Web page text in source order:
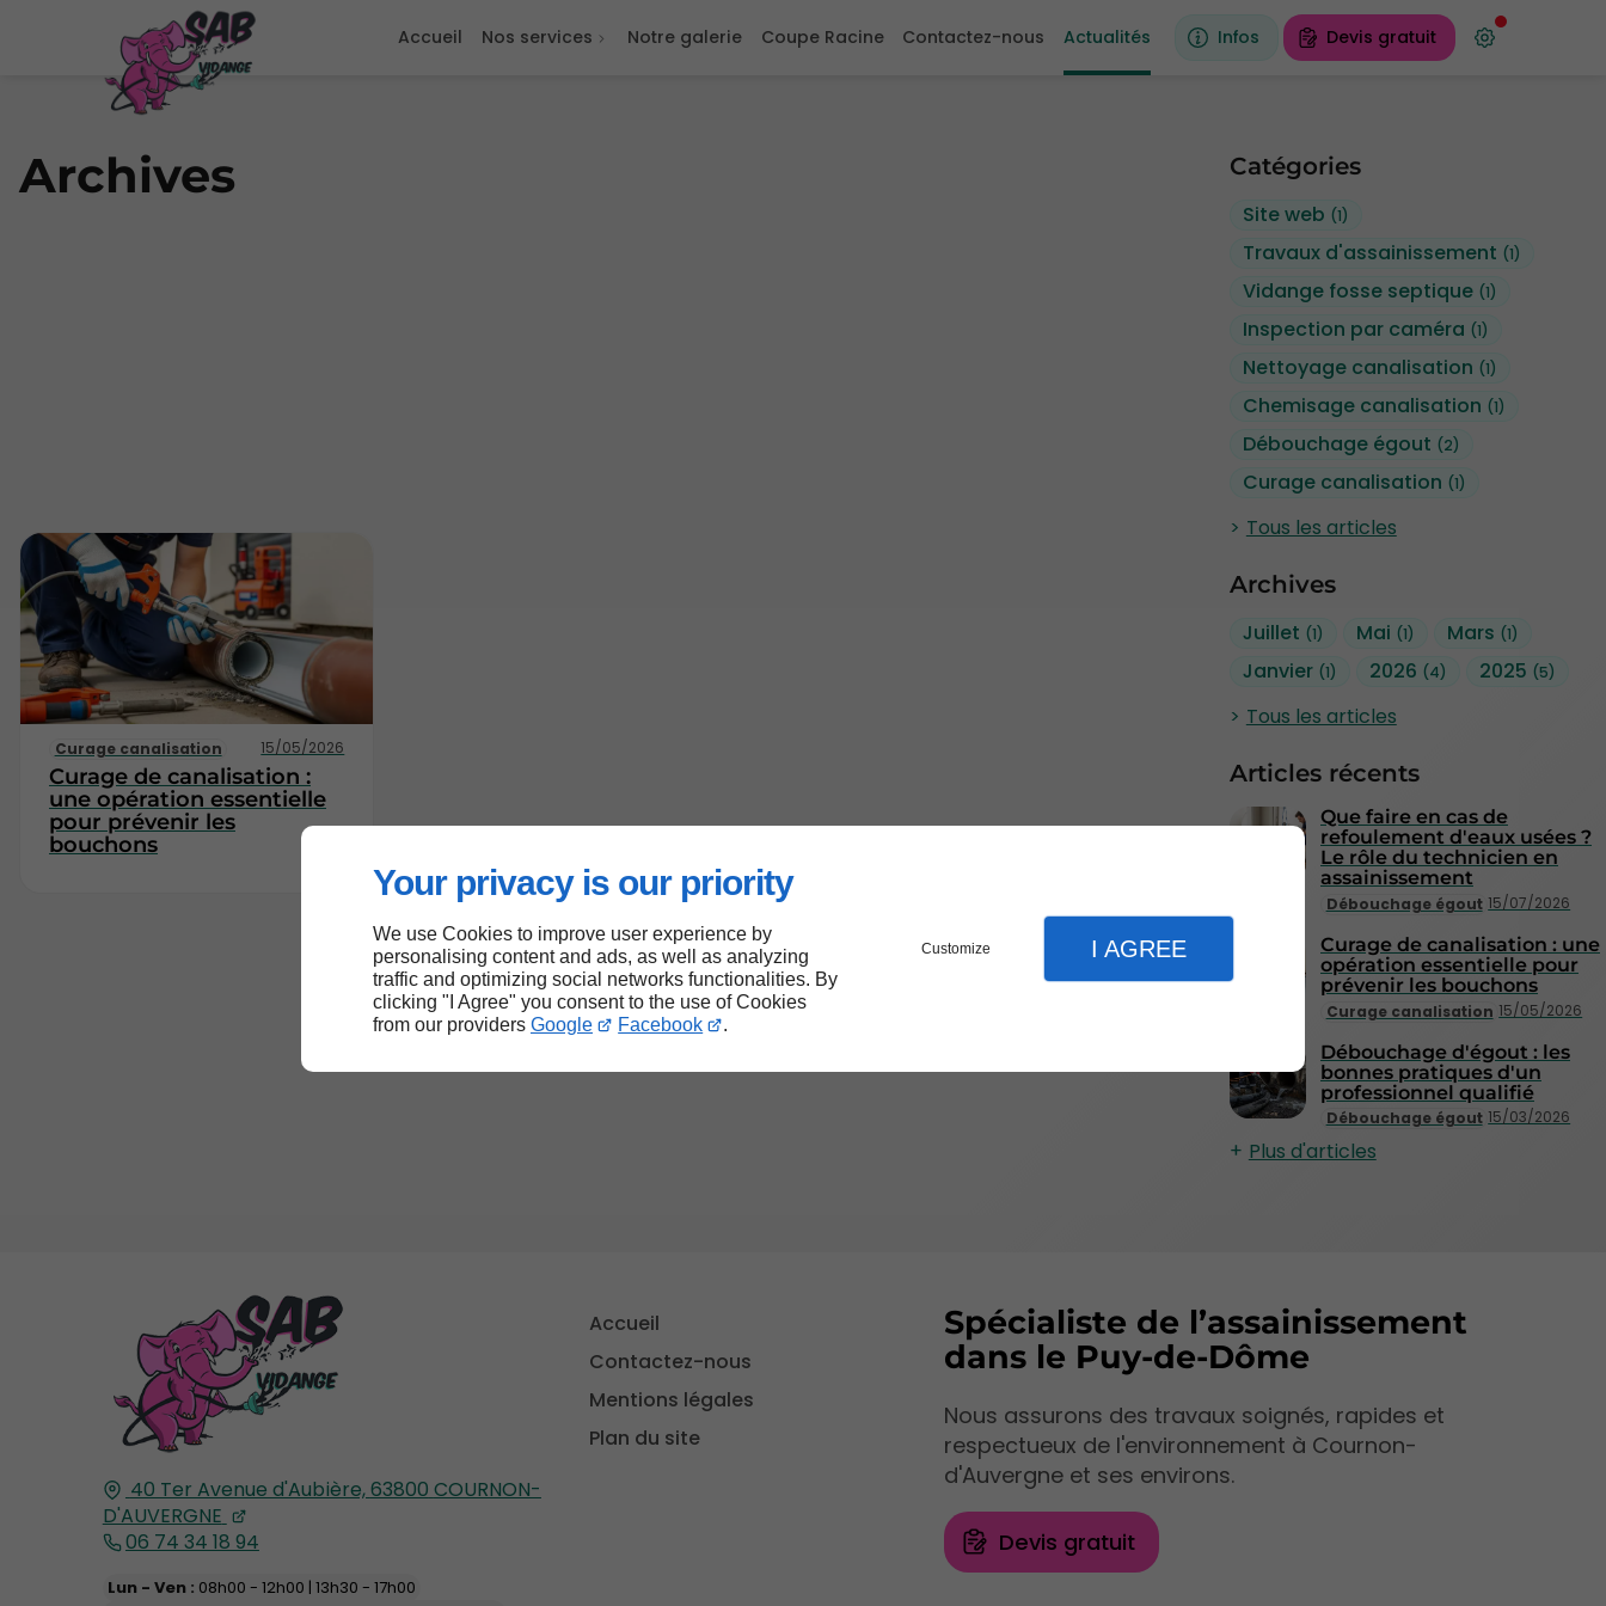
Your privacy is our priority
We use Cookies to improve user experience by
personalising content and ads, as well as analyzing
traffic and optimizing social networks functionalities. By
clicking "I Agree" you consent to the use of Cookies
from our providers Google Facebook .
Customize I AGREE
Accueil Nos services Notre galerie Coupe Racine Contactez-nous Actualités Infos Devis gratuit
Catégories
Site web (1)
Travaux d'assainissement (1)
Vidange fosse septique (1)
Inspection par caméra (1)
Nettoyage canalisation (1)
Chemisage canalisation (1)
Débouchage égout (2)
Curage canalisation (1)
Tous les articles
Archives
Juillet (1) Mai (1) Mars (1)
Janvier (1) 2026 (4) 2025 (5)
Tous les articles
Articles récents
Débouchage égout 15/07/2026
Que faire en cas de
refoulement d'eaux usées ?
Le rôle du technicien en
assainissement
Curage canalisation 15/05/2026
Curage de canalisation : une
opération essentielle pour
prévenir les bouchons
Débouchage égout 15/03/2026
Débouchage d'égout : les
bonnes pratiques d'un
professionnel qualifié
Plus d'articles
Archives
Curage canalisation 15/05/2026
Curage de canalisation :
une opération essentielle
pour prévenir les
bouchons
40 Ter Avenue d'Aubière,63800 COURNON-
D'AUVERGNE
06 74 34 18 94
Lun - Ven : 08h00 - 12h00 | 13h30 - 17h00
Accueil
Contactez-nous
Mentions légales
Plan du site
Spécialiste de l’assainissement
dans le Puy-de-Dôme
Nous assurons des travaux soignés, rapides et
respectueux de l'environnement à Cournon-
d'Auvergne et ses environs.
Devis gratuit